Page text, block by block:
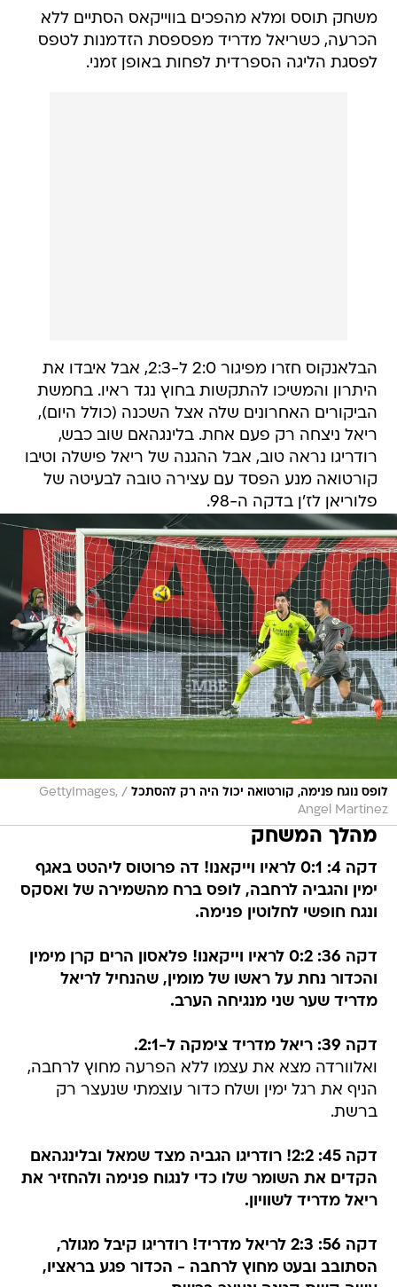
משחק תוסס ומלא מהפכים בווייקאס הסתיים ללא
הכרעה, כשריאל מדריד מפספסת הזדמנות לטפס
לפסגת הליגה הספרדית לפחות באופן זמני.
הבלאנקוס חזרו מפיגור 2:0 ל-2:3, אבל איבדו את
היתרון והמשיכו להתקשות בחוץ נגד ראיו. בחמשת
הביקורים האחרונים שלה אצל השכנה (כולל היום),
ריאל ניצחה רק פעם אחת. בלינגהאם שוב כבש,
רודריגו נראה טוב, אבל ההגנה של ריאל פישלה וטיבו
קורטואה מנע הפסד עם עצירה טובה לבעיטה של
פלוריאן לז'ן בדקה ה-98.
לופס נוגח פנימה, קורטואה יכול היה רק להסתכל /
GettyImages,
Angel Martinez
מהלך המשחק
דקה 4: 0:1 לראיו וייקאנו! דה פרוטוס ליהטט באגף
ימין והגביה לרחבה, לופס ברח מהשמירה של ואסקס
ונגח חופשי לחלוטין פנימה.
דקה 36: 0:2 לראיו וייקאנו! פלאסון הרים קרן מימין
והכדור נחת על ראשו של מומין, שהנחיל לריאל
מדריד שער שני מנגיחה הערב.
דקה 39: ריאל מדריד צימקה ל-2:1.
ואלוורדה מצא את עצמו ללא הפרעה מחוץ לרחבה,
הניף את רגל ימין ושלח כדור עוצמתי שנעצר רק
ברשת.
דקה 45: 2:2! רודריגו הגביה מצד שמאל ובלינגהאם
הקדים את השומר שלו כדי לנגוח פנימה ולהחזיר את
ריאל מדריד לשוויון.
דקה 56: 2:3 לריאל מדריד! רודריגו קיבל מגולר,
הסתובב ובעט מחוץ לרחבה - הכדור פגע בראציו,